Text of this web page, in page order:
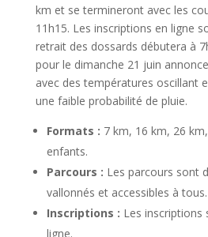
km et se termineront avec les
11h15. Les inscriptions en ligne
retrait des dossards débutera à
pour le dimanche 21 juin
avec des températures oscillant
une faible probabilité de pluie.
Formats : 7 km, 16 km, 26
enfants.
Parcours : Les parcours sont
vallonnés et accessibles à tous.
Inscriptions : Les inscriptions
ligne.